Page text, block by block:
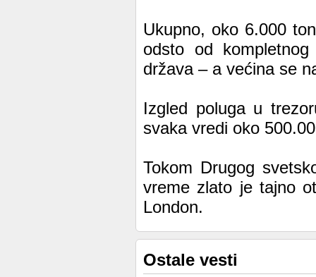
Ukupno, oko 6.000
odsto od
država – a većina se
Izgled poluga u
svaka vredi oko
Tokom Drugog
vreme zlato je tajno
London.
Ostale vesti